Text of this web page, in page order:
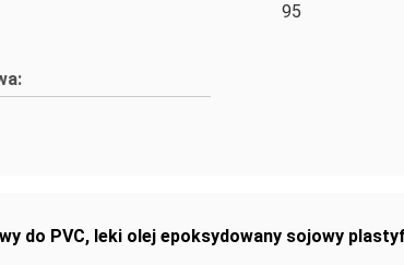
95
do PVC, leki olej epoksydowany sojowy